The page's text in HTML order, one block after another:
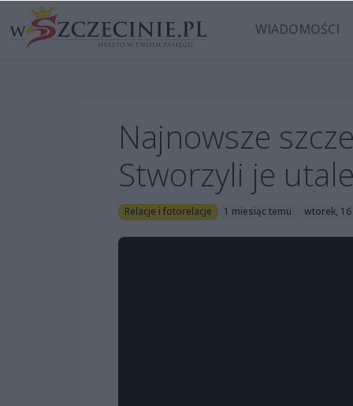
WIADOMOŚCI
Najnowsze
Stworzyli je
Relacje i fotorelacje 1 miesiąc temu wtorek,